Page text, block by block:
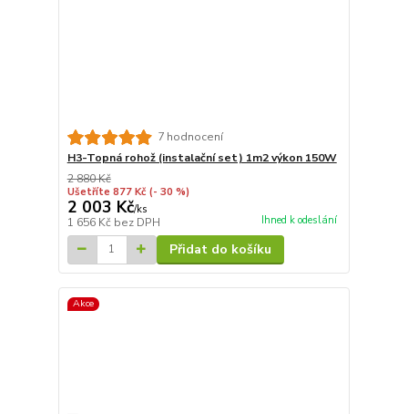
7 hodnocení
H3-Topná rohož (instalační set) 1m2 výkon 150W
2 880 Kč
Ušetříte 877 Kč (- 30 %)
2 003 Kč/ks
1 656 Kč bez DPH Ihned k odeslání
Přidat do košíku
Akce